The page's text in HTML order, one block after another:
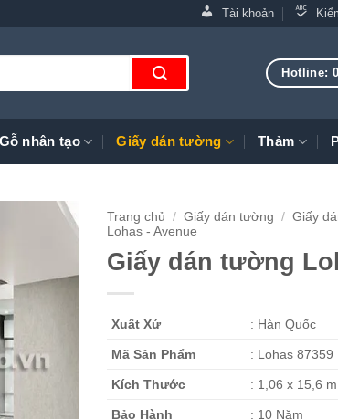
Tài khoản
Hotline:
Gỗ nhân tạo Giấy dán tường Thảm
Trang chủ / Giấy dán tường / Giấy
Lohas - Avenue
Giấy dán tường
Xuất Xứ : Hàn Quốc
Mã Sản Phẩm : Lohas 87359
Kích Thước : 1,06 x 15,6 m
Bảo Hành : 10 Năm